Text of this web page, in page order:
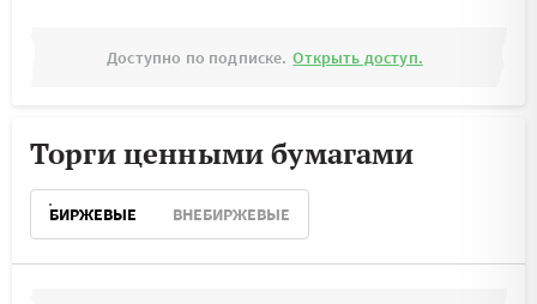
Доступно по подписке. Открыть доступ.
Торги ценными бумагами
БИРЖЕВЫЕ ВНЕБИРЖЕВЫЕ